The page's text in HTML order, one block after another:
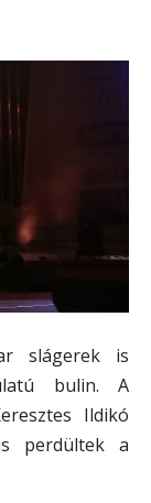
slágerek is
bulin. A
Ildikó
perdültek a